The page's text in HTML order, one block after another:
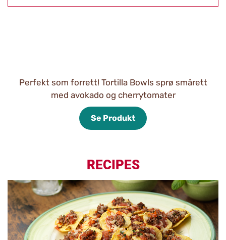
Perfekt som forrett! Tortilla Bowls sprø smårett
med avokado og cherrytomater
Se Produkt
RECIPES